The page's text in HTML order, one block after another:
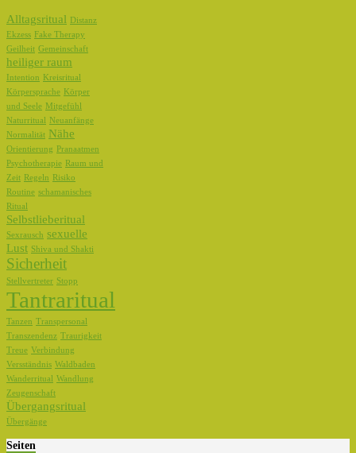
Alltagsritual Distanz
Ekzess Fake Therapy
Geilheit Gemeinschaft
heiliger raum
Intention
Kreisritual
Körpersprache Körper
und Seele Mitgefühl
Naturritual Neuanfänge
Normalität Nähe
Orientierung
Pranaatmen
Psychotherapie Raum und
Zeit Regeln
Risiko
Routine schamanisches
Ritual
Selbstlieberitual
Sexrausch sexuelle
Lust Shiva und Shakti
Sicherheit
Stellvertreter Stopp
Tantraritual
Tanzen Transpersonal
Transzendenz Traurigkeit
Treue Verbindung
Versständnis Waldbaden
Wanderritual Wandlung
Zeugenschaft
Übergangsritual
Übergänge
Seiten